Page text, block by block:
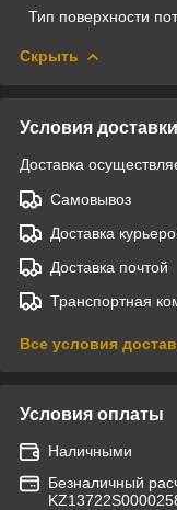
Тип поверхности
Скрыть
Условия доставки
Доставка
Самовывоз
Доставка
Доставка почтой
Транспортная
Все условия
Условия оплаты
Наличными
Безналичный